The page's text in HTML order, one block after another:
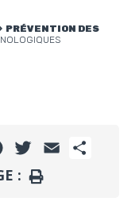
PRÉVENTION DES
FACEBOOKTWITTER
EMAIL
: IMPRIMER